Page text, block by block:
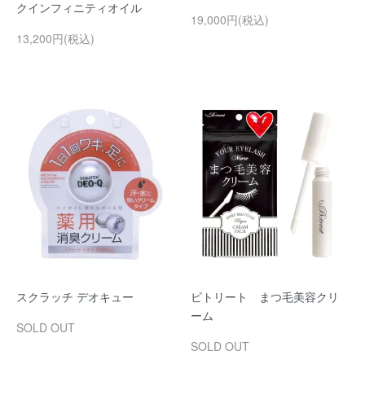
クインフィニティオイル
13,200円(税込)
19,000円(税込)
スクラッチ デオキュー
SOLD OUT
ビトリート まつ毛美容クリ
ーム
SOLD OUT